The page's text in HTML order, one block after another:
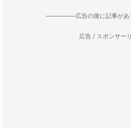
--------------------広告の後に記事があ
広告 / スポンサー